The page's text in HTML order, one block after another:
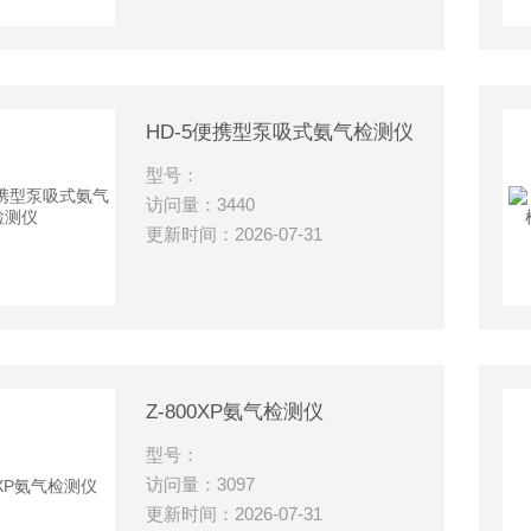
HD-5便携型泵吸式氨气检测仪
型号：
访问量：3440
更新时间：2026-07-31
Z-800XP氨气检测仪
型号：
访问量：3097
更新时间：2026-07-31